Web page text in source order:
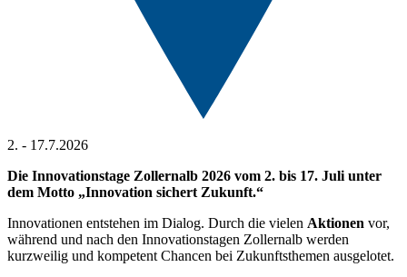
2. - 17.7.2026
Die Innovationstage Zollernalb 2026 vom 2. bis 17. Juli unter
dem Motto „Innovation sichert Zukunft.“
Innovationen entstehen im Dialog. Durch die vielen Aktionen vor,
während und nach den Innovationstagen Zollernalb werden
kurzweilig und kompetent Chancen bei Zukunftsthemen ausgelotet.